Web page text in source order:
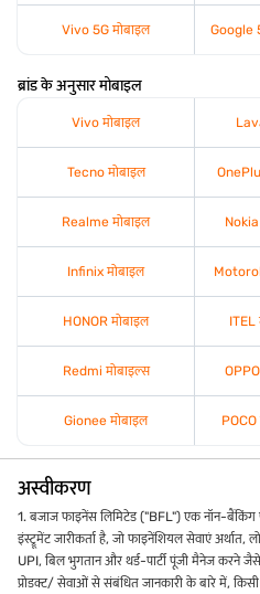
Vivo 5G मोबाइल Google
ब्रांड के अनुसार मोबाइल
Vivo मोबाइल
Tecno मोबाइल
Realme मोबाइल Nokia
Infinix मोबाइल
HONOR मोबाइल ITEL
Redmi मोबाइल्स
Gionee मोबाइल POCO
अस्वीकरण
1. बजाज फाइनेंस लिमिटेड ("BFL") एक नॉन-बैंकिंग
इंस्ट्रूमेंट जारीकर्ता है, जो फाइनेंशियल सेवाएं
UPI, बिल भुगतान और थर्ड-पार्टी पूंजी मैनेज करने
प्रोडक्ट/ सेवाओं से संबंधित जानकारी के बारे में,